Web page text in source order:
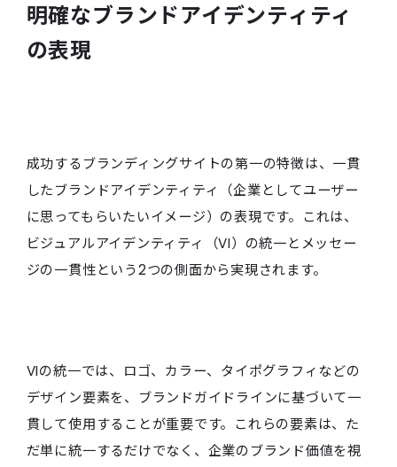
明確なブランドアイデンティティ
の表現
成功するブランディングサイトの第一の特徴は、一貫
したブランドアイデンティティ（企業としてユーザー
に思ってもらいたいイメージ）の表現です。これは、
ビジュアルアイデンティティ（VI）の統一とメッセー
ジの一貫性という2つの側面から実現されます。
VIの統一では、ロゴ、カラー、タイポグラフィなどの
デザイン要素を、ブランドガイドラインに基づいて一
貫して使用することが重要です。これらの要素は、た
だ単に統一するだけでなく、企業のブランド価値を視